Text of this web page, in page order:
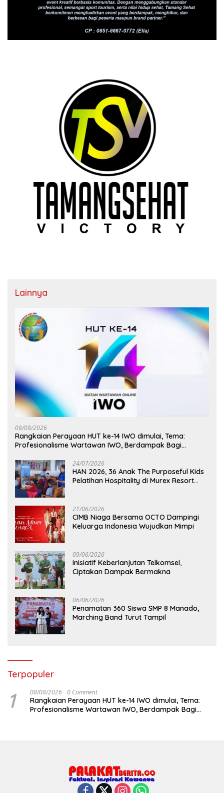
Lainnya
08/08/2026
Rangkaian Perayaan HUT ke-14 IWO dimulai, Tema:
Profesionalisme Wartawan IWO, Berdampak Bagi
24/07/2026
HAN 2026, 36 Anak The Purposeful Kids
Pelatihan Hospitality di Murex Resort
21/06/2026
CIMB Niaga Bersama OCTO Dampingi
Keluarga Indonesia Wujudkan Mimpi
09/06/2026
Inisiatif Keberlanjutan Telkomsel,
Ciptakan Dampak Bermakna
06/06/2026
Penamatan 360 Siswa SMP 8 Manado,
Marching Band Turut Tampil
Terpopuler
1 08/08/2026 0 Comment
Rangkaian Perayaan HUT ke-14 IWO dimulai, Tema:
Profesionalisme Wartawan IWO, Berdampak Bagi